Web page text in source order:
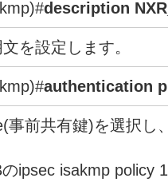
description
を設定します。
authentication
事前共有鍵)を選択し
ipsec isakmp policy